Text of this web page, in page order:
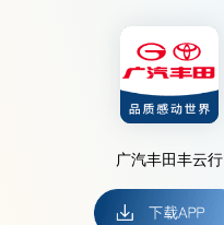
广汽丰田丰云行